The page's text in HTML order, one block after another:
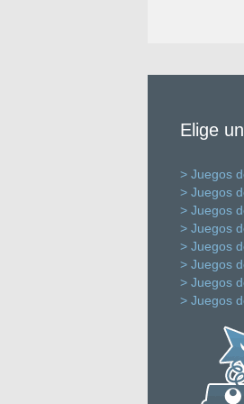
Elige
> Juegos
> Juegos
> Juegos
> Juegos
> Juegos
> Juegos
> Juegos
> Juegos